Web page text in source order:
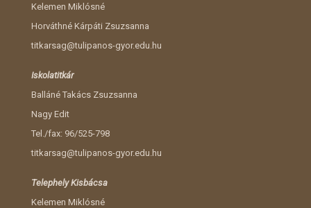
Kelemen Miklósné
Horváthné Kárpáti Zsuzsanna
titkarsag@tulipanos-gyor.edu.hu
Iskolatitkár
Balláné Takács Zsuzsanna
Nagy Edit
Tel./fax: 96/525-798
titkarsag@tulipanos-gyor.edu.hu
Telephely Kisbácsa
Kelemen Miklósné